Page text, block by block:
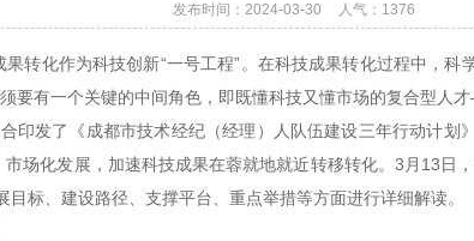
发布时间：2024-03-30 人气：1376
转化作为科技创新“一号工程”。在科技成果转化过程中，科
要有一个关键的中间角色，即既懂科技又懂市场的复合型人
印发了《成都市技术经纪（经理）人队伍建设三年行动计划
场化发展，加速科技成果在蓉就地就近转移转化。3月13日
标、建设路径、支撑平台、重点举措等方面进行详细解读。